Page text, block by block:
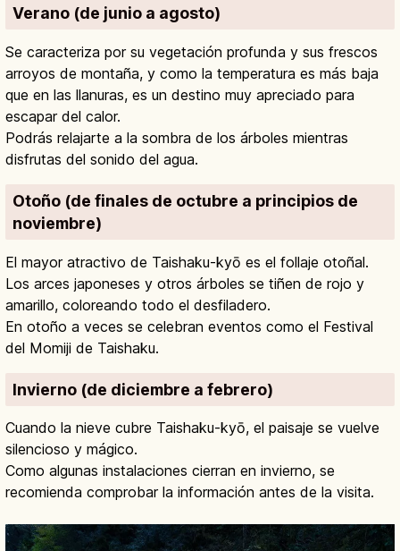
Verano (de junio a agosto)
Se caracteriza por su vegetación profunda y sus frescos
arroyos de montaña, y como la temperatura es más baja
que en las llanuras, es un destino muy apreciado para
escapar del calor.
Podrás relajarte a la sombra de los árboles mientras
disfrutas del sonido del agua.
Otoño (de finales de octubre a principios de
noviembre)
El mayor atractivo de Taishaku-kyō es el follaje otoñal.
Los arces japoneses y otros árboles se tiñen de rojo y
amarillo, coloreando todo el desfiladero.
En otoño a veces se celebran eventos como el Festival
del Momiji de Taishaku.
Invierno (de diciembre a febrero)
Cuando la nieve cubre Taishaku-kyō, el paisaje se vuelve
silencioso y mágico.
Como algunas instalaciones cierran en invierno, se
recomienda comprobar la información antes de la visita.